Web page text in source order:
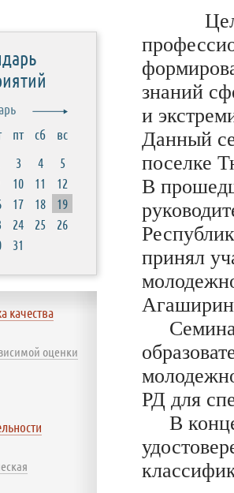
знаний
и
Данный
поселке
В
принял
РД для
В конце
пт сб
вс
3 4
5
10 11
12
17 18
19
24 25
26
31
качества
оценки